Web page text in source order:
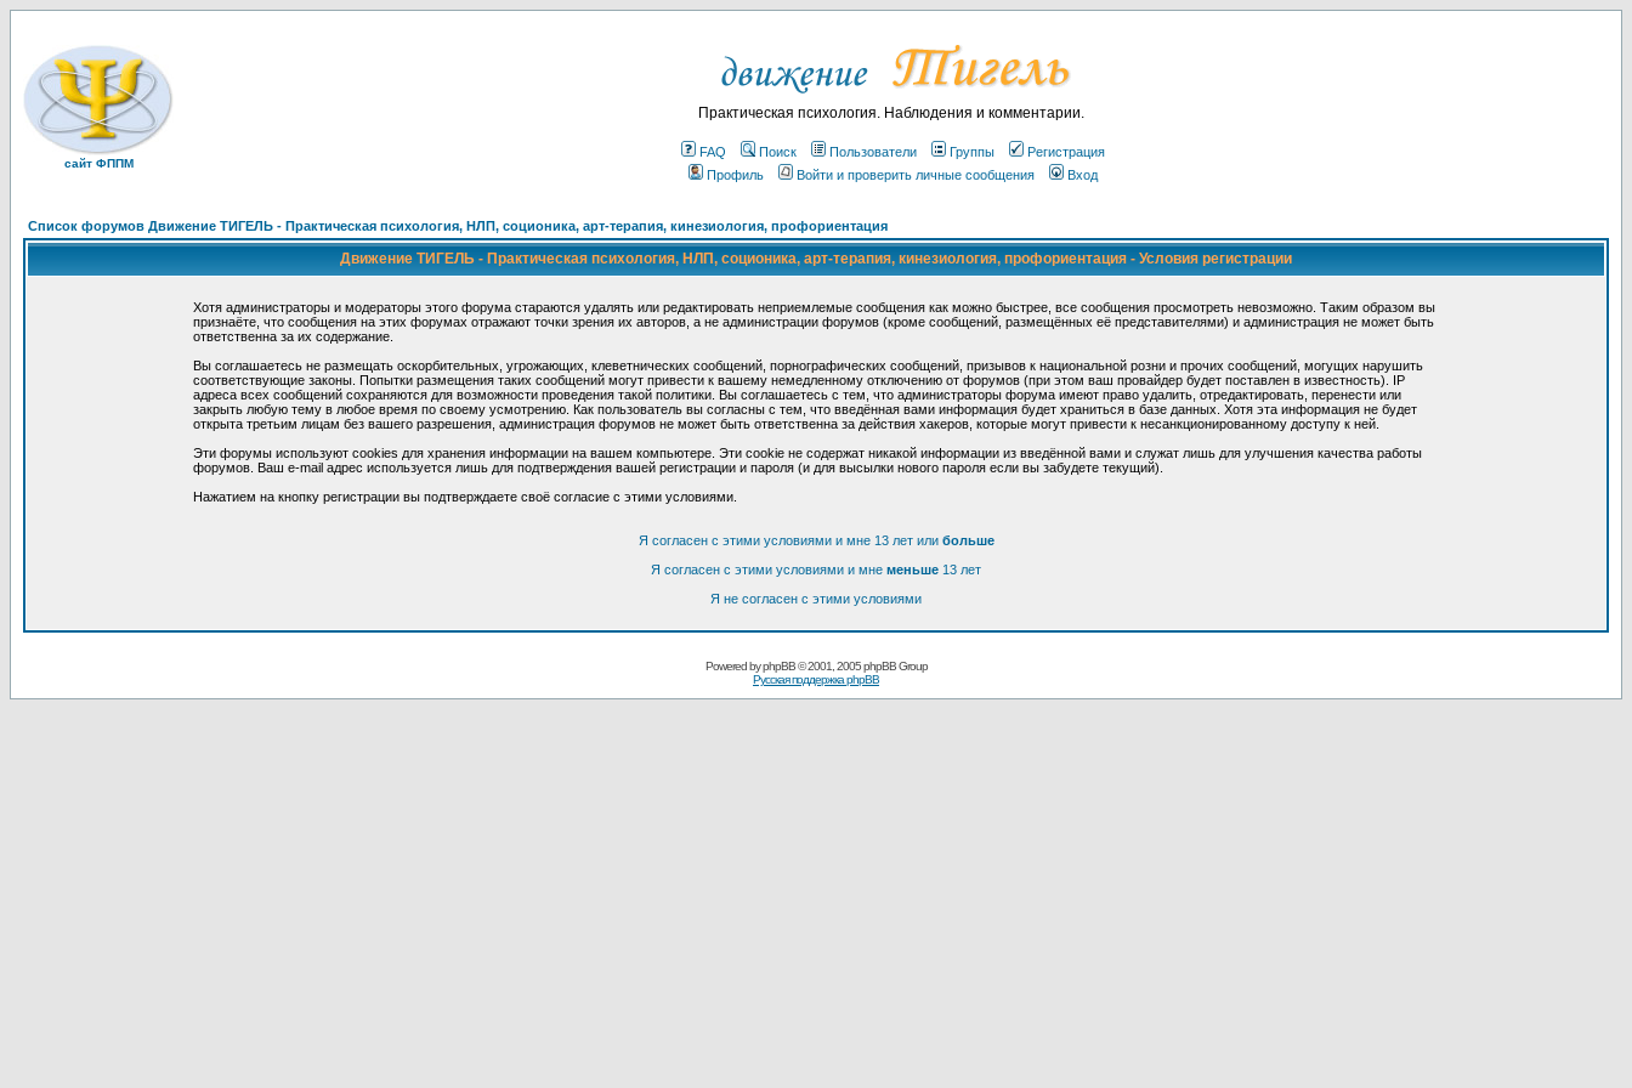
сайт ФППМ
Практическая психология. Наблюдения и комментарии.
FAQ Поиск Пользователи Группы
Регистрация
Профиль
Войти и проверить личные сообщения Вход
Список форумов Движение ТИГЕЛЬ - Практическая психология, НЛП, соционика, арт-терапия, кинезиология, профориентация
Движение ТИГЕЛЬ - Практическая психология, НЛП, соционика, арт-терапия, кинезиология, профориентация - Условия регистрации
Хотя администраторы и модераторы этого форума стараются удалять или редактировать неприемлемые сообщения как можно быстрее, все сообщения просмотреть невозможно. Таким образом вы
признаёте, что сообщения на этих форумах отражают точки зрения их авторов, а не администрации форумов (кроме сообщений, размещённых её представителями) и администрация не может быть
ответственна за их содержание.
Вы соглашаетесь не размещать оскорбительных, угрожающих, клеветнических сообщений, порнографических сообщений, призывов к национальной розни и прочих сообщений, могущих нарушить
соответствующие законы. Попытки размещения таких сообщений могут привести к вашему немедленному отключению от форумов (при этом ваш провайдер будет поставлен в известность). IP
адреса всех сообщений сохраняются для возможности проведения такой политики. Вы соглашаетесь с тем, что администраторы форума имеют право удалить, отредактировать, перенести или
закрыть любую тему в любое время по своему усмотрению. Как пользователь вы согласны с тем, что введённая вами информация будет храниться в базе данных. Хотя эта информация не будет
открыта третьим лицам без вашего разрешения, администрация форумов не может быть ответственна за действия хакеров, которые могут привести к несанкционированному доступу к ней.
Эти форумы используют cookies для хранения информации на вашем компьютере. Эти cookie не содержат никакой информации из введённой вами и служат лишь для улучшения качества работы
форумов. Ваш e-mail адрес используется лишь для подтверждения вашей регистрации и пароля (и для высылки нового пароля если вы забудете текущий).
Нажатием на кнопку регистрации вы подтверждаете своё согласие с этими условиями.
Я согласен с этими условиями и мне 13 лет или больше
Я согласен с этими условиями и мне меньше 13 лет
Я не согласен с этими условиями
Powered byphpBB© 2001, 2005 phpBB Group
Русская поддержка phpBB